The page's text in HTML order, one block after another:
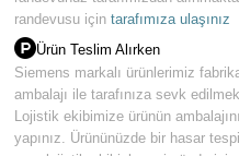
randevusu içintarafımıza ulaşınız
Ürün Teslim Alırken
Siemens markalı ürünlerimiz
ambalajı ile tarafınıza sevk
Lojistik ekibimize ürünün
yapınız. Ürününüzde bir hasar